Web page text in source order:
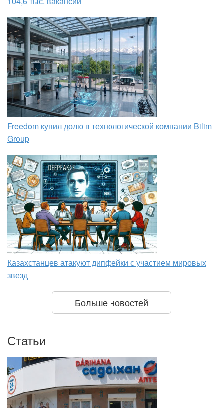
Freedom купил долю в технологической компании Bilim
Group
Казахстанцев атакуют дипфейки с участием мировых
звезд
Больше новостей
Статьи